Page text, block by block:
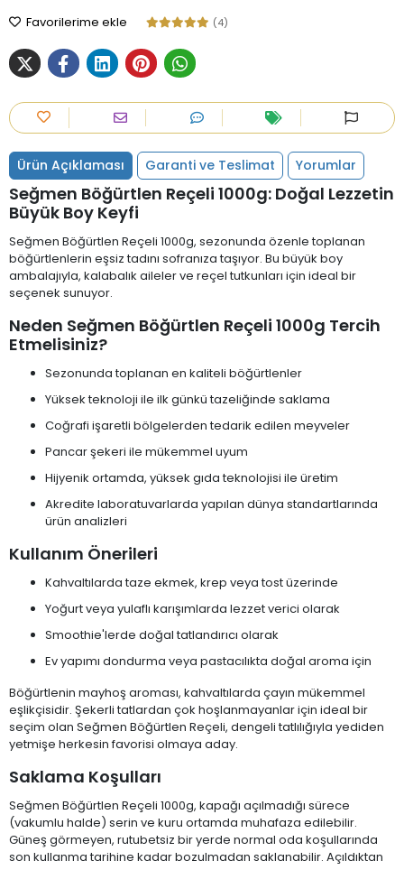
Favorilerime ekle (4)
Ürün Açıklaması Garanti ve Teslimat Yorumlar
Seğmen Böğürtlen Reçeli 1000g: Doğal Lezzetin
Büyük Boy Keyfi
Seğmen Böğürtlen Reçeli 1000g, sezonunda özenle toplanan
böğürtlenlerin eşsiz tadını sofranıza taşıyor. Bu büyük boy
ambalajıyla, kalabalık aileler ve reçel tutkunları için ideal bir
seçenek sunuyor.
Neden Seğmen Böğürtlen Reçeli 1000g Tercih
Etmelisiniz?
Sezonunda toplanan en kaliteli böğürtlenler
Yüksek teknoloji ile ilk günkü tazeliğinde saklama
Coğrafi işaretli bölgelerden tedarik edilen meyveler
Pancar şekeri ile mükemmel uyum
Hijyenik ortamda, yüksek gıda teknolojisi ile üretim
Akredite laboratuvarlarda yapılan dünya standartlarında
ürün analizleri
Kullanım Önerileri
Kahvaltılarda taze ekmek, krep veya tost üzerinde
Yoğurt veya yulaflı karışımlarda lezzet verici olarak
Smoothie'lerde doğal tatlandırıcı olarak
Ev yapımı dondurma veya pastacılıkta doğal aroma için
Böğürtlenin mayhoş aroması, kahvaltılarda çayın mükemmel
eşlikçisidir. Şekerli tatlardan çok hoşlanmayanlar için ideal bir
seçim olan Seğmen Böğürtlen Reçeli, dengeli tatlılığıyla yediden
yetmişe herkesin favorisi olmaya aday.
Saklama Koşulları
Seğmen Böğürtlen Reçeli 1000g, kapağı açılmadığı sürece
(vakumlu halde) serin ve kuru ortamda muhafaza edilebilir.
Güneş görmeyen, rutubetsiz bir yerde normal oda koşullarında
son kullanma tarihine kadar bozulmadan saklanabilir. Açıldıktan